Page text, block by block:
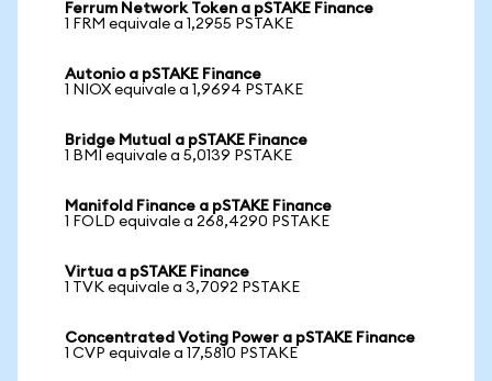
Ferrum Network Token a pSTAKE Finance
1 FRM equivale a 1,2955 PSTAKE
Autonio a pSTAKE Finance
1 NIOX equivale a 1,9694 PSTAKE
Bridge Mutual a pSTAKE Finance
1 BMI equivale a 5,0139 PSTAKE
Manifold Finance a pSTAKE Finance
1 FOLD equivale a 268,4290 PSTAKE
Virtua a pSTAKE Finance
1 TVK equivale a 3,7092 PSTAKE
Concentrated Voting Power a pSTAKE Finance
1 CVP equivale a 17,5810 PSTAKE